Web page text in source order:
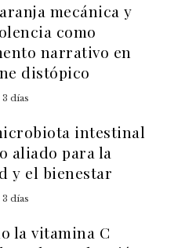
mecánica y
como
narrativo en
distópico
3 días
intestinal
aliado para la
y el bienestar
3 días
la vitamina C